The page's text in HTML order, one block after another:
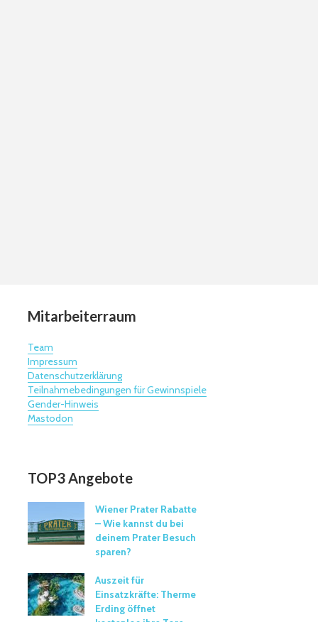
Mitarbeiterraum
Team
Impressum
Datenschutzerklärung
Teilnahmebedingungen für Gewinnspiele
Gender-Hinweis
Mastodon
TOP3 Angebote
Wiener Prater Rabatte
– Wie kannst du bei
deinem Prater Besuch
sparen?
Auszeit für
Einsatzkräfte: Therme
Erding öffnet